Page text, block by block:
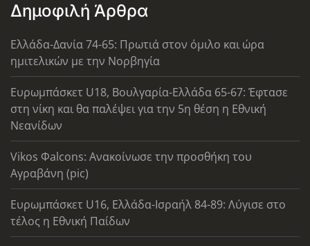
Δημοφιλή Άρθρα
Ελλάδα-Δανία 74-65: Πρωτιά στον όμιλο και ώρα
ημιτελικών με την Νορβηγία
Ευρωμπάσκετ U18, Βουλγαρία-Ελλάδα 65-67: Έφτασε
στη νίκη και θα παλέψει για την 5η θέση η Εθνική
Νεανίδων
Vikos Φalcons: Ανακοίνωσε την προσθήκη του
Αγραβάνη (pic)
Ευρωμπάσκετ U16, Ελλάδα-Ισραήλ 84-89: Λύγισε στο
τέλος η Εθνική Παίδων